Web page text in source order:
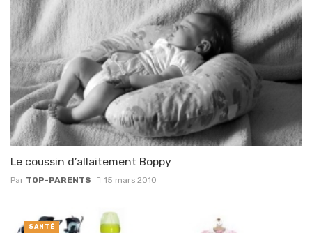
Le coussin d’allaitement Boppy
Par TOP-PARENTS 15 mars 2010
SANTÉ